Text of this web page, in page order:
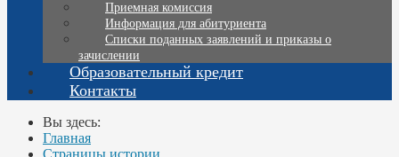
Приемная комиссия
Информация для абитуриента
Списки поданных заявлений и приказы о
зачислении
Образовательный кредит
Контакты
Вы здесь:
Главная